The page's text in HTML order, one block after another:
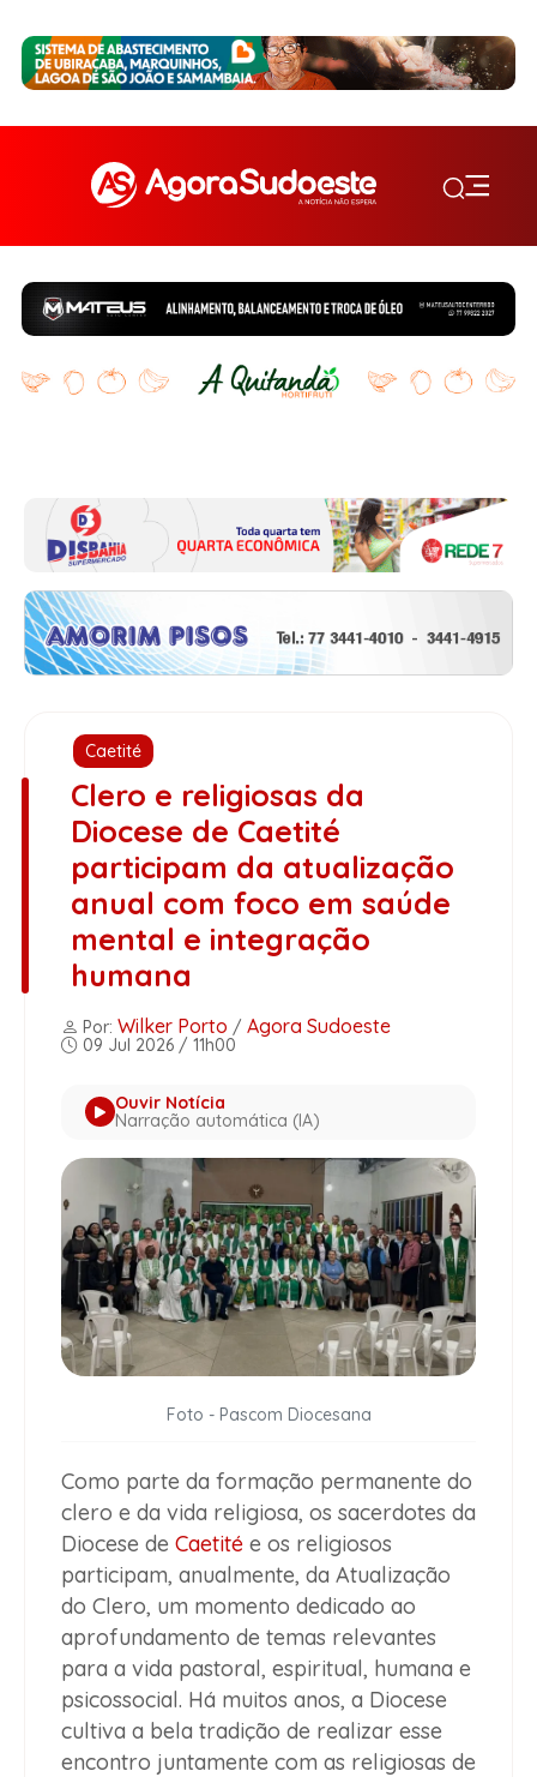
Caetité
Clero e religiosas da
Diocese de Caetité
participam da atualização
anual com foco em saúde
mental e integração
humana
Por: Wilker Porto / Agora Sudoeste
09 Jul 2026 / 11h00
Ouvir Notícia
Narração automática (IA)
Foto - Pascom Diocesana
Como parte da formação permanente do
clero e da vida religiosa, os sacerdotes da
Diocese de Caetité e os religiosos
participam, anualmente, da Atualização
do Clero, um momento dedicado ao
aprofundamento de temas relevantes
para a vida pastoral, espiritual, humana e
psicossocial. Há muitos anos, a Diocese
cultiva a bela tradição de realizar esse
encontro juntamente com as religiosas de